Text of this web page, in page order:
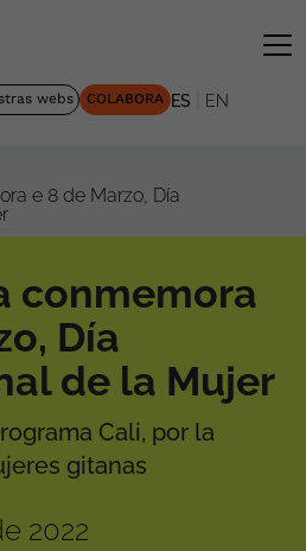
webs COLABORA ES EN
e 8 de Marzo, Día
conmemora
Día
de la Mujer
Cali, por la
gitanas
2022